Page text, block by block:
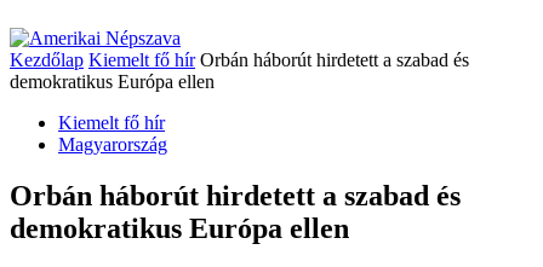
Kezdőlap Kiemelt fő hír Orbán háborút hirdetett a szabad és
demokratikus Európa ellen
Kiemelt fő hír
Magyarország
Orbán háborút hirdetett a szabad és
demokratikus Európa ellen